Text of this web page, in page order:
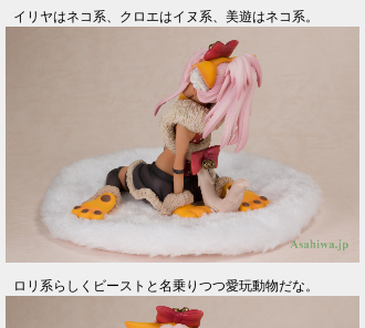
イリヤはネコ系、クロエはイヌ系、美遊はネコ系。
ロリ系らしくビーストと名乗りつつ愛玩動物だな。